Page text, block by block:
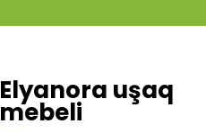
Elyanora uşaq
mebeli